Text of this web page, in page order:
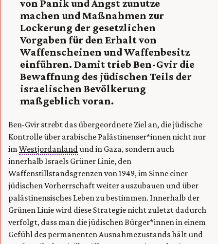
von Panik und Angst zunutze
machen und Maßnahmen zur
Lockerung der gesetzlichen
Vorgaben für den Erhalt von
Waffenscheinen und Waffenbesitz
einführen. Damit trieb Ben-Gvir die
Bewaffnung des jüdischen Teils der
israelischen Bevölkerung
maßgeblich voran.
Ben-Gvir strebt das übergeordnete Ziel an, die jüdische
Kontrolle über arabische Palästinenser*innen nicht nur
imWestjordanlandund in Gaza, sondern auch
innerhalb Israels Grüner Linie, den
Waffenstillstandsgrenzen von 1949, im Sinne einer
jüdischen Vorherrschaft weiter auszubauen und über
palästinensisches Leben zu bestimmen. Innerhalb der
Grünen Linie wird diese Strategie nicht zuletzt dadurch
verfolgt, dass man die jüdischen Bürger*innen in einem
Gefühl des permanenten Ausnahmezustands hält und